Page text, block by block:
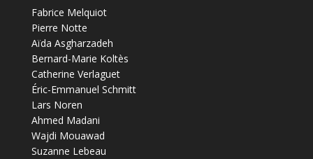
Fabrice Melquiot
Pierre Notte
Aïda Asgharzadeh
Bernard-Marie Koltès
Catherine Verlaguet
Éric-Emmanuel Schmitt
Lars Noren
Ahmed Madani
Wajdi Mouawad
Suzanne Lebeau